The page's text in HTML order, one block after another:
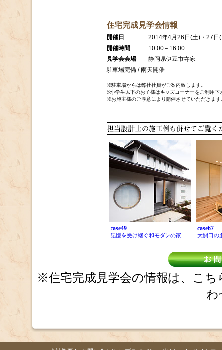
住宅完成見学会情報
開催日
2014年4月26日(土)・27日
開催時間
10:00～16:00
見学会会場
静岡県伊豆市寺家
駐車場完備 / 雨天開催
※駐車場からは弊社社員がご案内致します。
※小学生以下のお子様はキッズコーナーをご利用下
※お施主様のご厚意により開催させていただきます
case49
記憶を受け継ぐ和モダンの家
case67
大開口の
※住宅完成見学会の情報は、こ
わ